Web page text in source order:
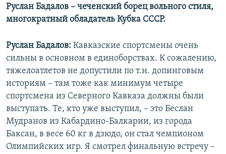
Руслан Бадалов – чеченский борец вольного стиля,
многократный обладатель Кубка СССР.
Руслан Бадалов: Кавказские спортсмены очень
сильны в основном в единоборствах. К сожалению,
тяжелоатлетов не допустили по т.н. допинговым
историям – там тоже как минимум четыре
спортсмена из Северного Кавказа должны были
выступать. Те, кто уже выступил, – это Беслан
Мудранов из Кабардино-Балкарии, из города
Баксан, в весе 60 кг в дзюдо, он стал чемпионом
Олимпийских игр. Я смотрел финальную встречу –